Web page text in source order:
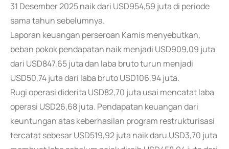
31 Desember 2025 naik dari USD954,59 juta di periode
sama tahun sebelumnya.
Laporan keuangan perseroan Kamis menyebutkan,
beban pokok pendapatan naik menjadi USD909,09 juta
dari USD847,65 juta dan laba bruto turun menjadi
USD50,74 juta dari laba bruto USD106,94 juta.
Rugi operasi diderita USD82,70 juta usai mencatat laba
operasi USD26,68 juta. Pendapatan keuangan dari
keuntungan atas keberhasilan program restrukturisasi
tercatat sebesar USD519,92 juta naik daru USD3,70 juta